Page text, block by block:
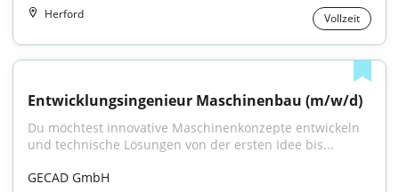
Herford Vollzeit
Entwicklungsingenieur Maschinenbau (m/w/d)
Du möchtest innovative Maschinenkonzepte entwickeln
und technische Lösungen von der ersten Idee bis...
GECAD GmbH